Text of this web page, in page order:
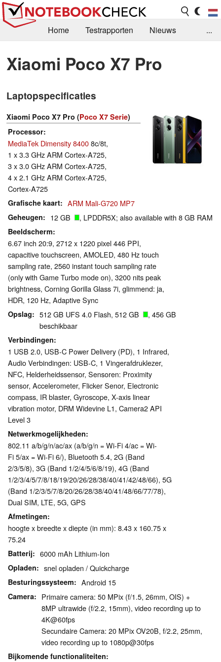
Home Testrapporten
Nieuws
Aankoop Handleiding
Zoek Contact
...
Xiaomi Poco X7 Pro
Laptopspecificaties
Xiaomi Poco X7 Pro (Poco X7 Serie)
Processor
MediaTek Dimensity 84008c/8t,
1 x 3.3 GHz ARM Cortex-A725,
3 x 3.0 GHz ARM Cortex-A725,
4 x 2.1 GHz ARM Cortex-A725,
Cortex-A725
Grafische kaart ARM Mali-G720 MP7
Geheugen 12 GB , LPDDR5X; also available with 8 GB RAM
Beeldscherm
6.67 inch 20:9, 2712 x 1220 pixel 446 PPI,
capacitive touchscreen, AMOLED, 480 Hz touch
sampling rate, 2560 instant touch sampling rate
(only with Game Turbo mode on), 3200 nits peak
brightness, Corning Gorilla Glass 7i, glimmend: ja,
HDR, 120 Hz, Adaptive Sync
Opslag 512 GB UFS 4.0 Flash, 512 GB
, 456 GB
beschikbaar
Verbindingen
1 USB 2.0, USB-C Power Delivery (PD), 1 Infrared,
Audio Verbindingen: USB-C, 1 Vingerafdruklezer,
NFC, Helderheidssensor, Sensoren: Proximity
sensor, Accelerometer, Flicker Senor, Electronic
compass, IR blaster, Gyroscope, X-axis linear
vibration motor, DRM Widevine L1, Camera2 API
Level 3
Netwerkmogelijkheden
802.11 a/b/g/n/ac/ax (a/b/g/n = Wi-Fi 4/ac = Wi-
Fi 5/ax = Wi-Fi 6/), Bluetooth 5.4, 2G (Band
2/3/5/8), 3G (Band 1/2/4/5/6/8/19), 4G (Band
1/2/3/4/5/7/8/18/19/20/26/28/38/40/41/42/48/66), 5G
(Band 1/2/3/5/7/8/20/26/28/38/40/41/48/66/77/78),
Dual SIM, LTE, 5G, GPS
Afmetingen
hoogte x breedte x diepte (in mm): 8.43 x 160.75 x
75.24
Batterij 6000 mAh Lithium-Ion
Opladen snel opladen / Quickcharge
Besturingssysteem Android 15
Camera
Primaire camera: 50 MPix (f/1.5, 26mm, OIS) +
8MP ultrawide (f/2.2, 15mm), video recording up to
4K@60fps
Secundaire Camera: 20 MPix OV20B, f/2.2, 25mm,
video recording up to 1080p@30fps
Bijkomende functionaliteiten